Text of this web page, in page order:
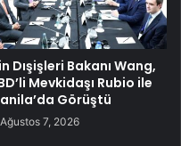
Dışişleri Bakanı Wang,
Mevkidaşı Rubio ile
Görüştü
Ağustos 7, 2026